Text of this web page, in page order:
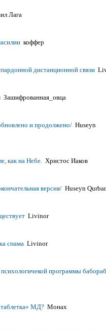
Лага
коффер
дистанционной связи
Зашифрованная_овца
и продолжено/ Huseyn
как на Небе. Христос Иаков
версия/ Huseyn
Livinor
спама Livinor
программы
таблетка» МД? Монах